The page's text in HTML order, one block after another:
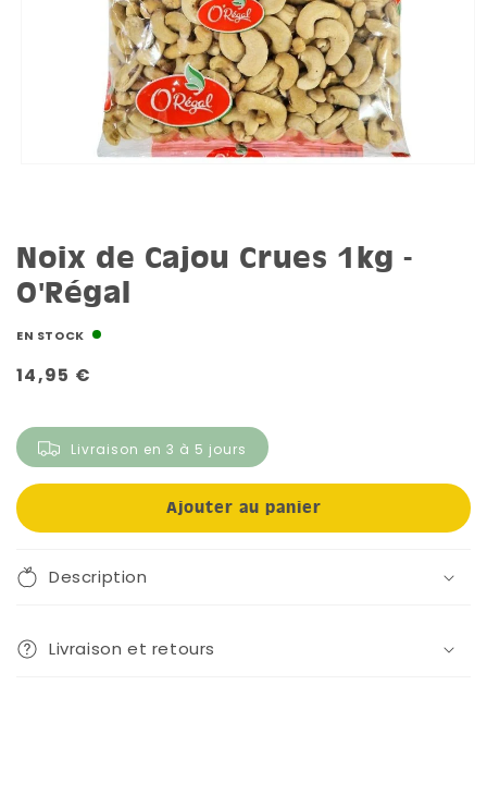
Noix de Cajou Crues 1kg -
O'Régal
EN STOCK
Prix
14,95 €
Livraison en 3 à 5 jours
Ajouter au panier
Description
Livraison et retours